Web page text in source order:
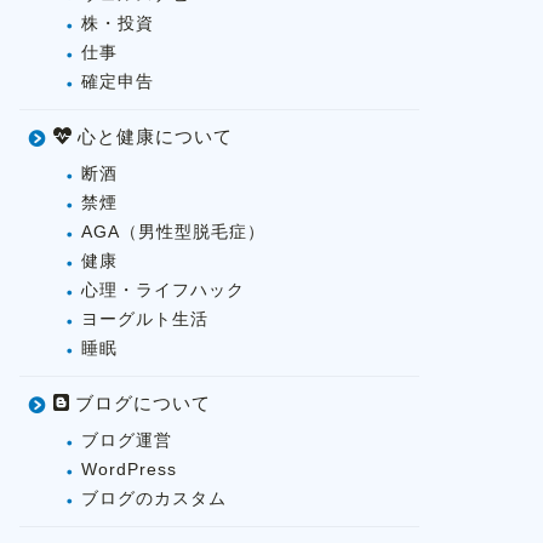
株・投資
仕事
確定申告
心と健康について
断酒
禁煙
AGA（男性型脱毛症）
健康
心理・ライフハック
ヨーグルト生活
睡眠
ブログについて
ブログ運営
WordPress
ブログのカスタム